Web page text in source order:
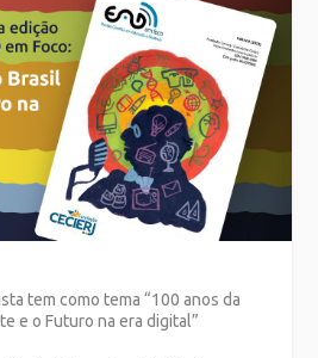
tem como tema “100 anos da
e o Futuro na era digital”